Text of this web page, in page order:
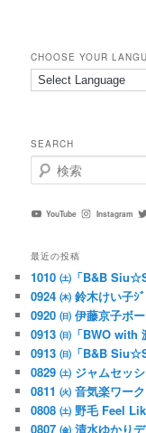
CHOOSE YOUR
SEARCH
検
索
YouTube Instagram
最近の投稿
1010 ㈯「B&B
0924 ㈭ 鈴木けい子ｼ
0920 ㈰ 伊藤京子ボ
0913 ㈰「BWO with
0913 ㈰「B&B
0829 ㈯ ジャムセッ
0811 ㈫ 音気楽ワー
0808 ㈯ 野毛 Feel
0807 ㈮ 清水ゆかり